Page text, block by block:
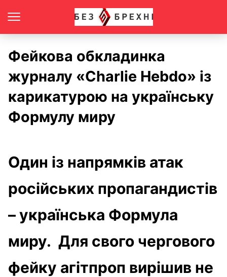
Фейкова обкладинка
журналу «Сharlie Hebdo» із
карикатурою на українську
Формулу миру
Один із напрямків атак
російських пропагандистів
– українська Формула
миру. Для свого чергового
фейку агітпроп вирішив не